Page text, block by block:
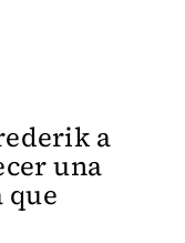
a
una
que